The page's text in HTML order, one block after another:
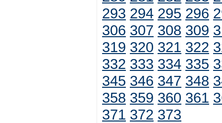
293 294 295 296
306 307 308 309
319 320 321 322
332 333 334 335
345 346 347 348
358 359 360 361
371 372 373